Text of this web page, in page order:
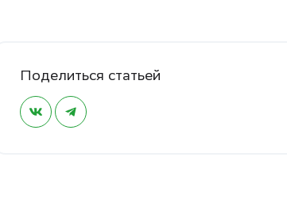
Поделиться статьей